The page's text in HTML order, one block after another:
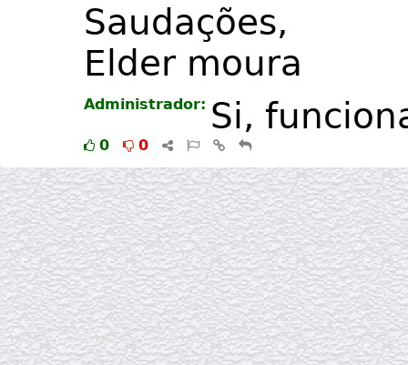
Saudações,
Elder moura
Administrador: Si,
0 0